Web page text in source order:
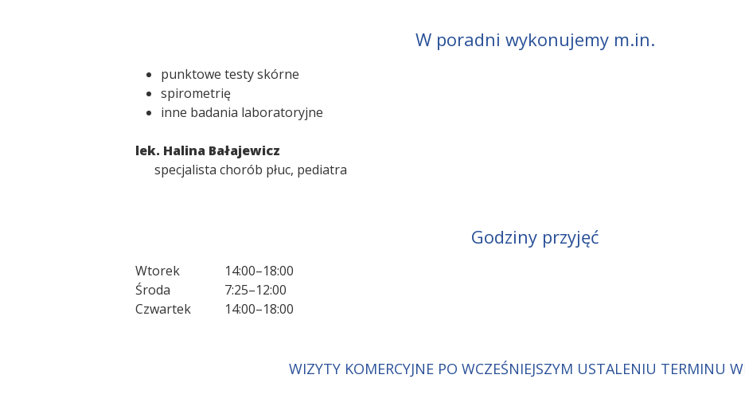
W poradni wykonujemy m.in.
punktowe testy skórne
spirometrię
inne badania laboratoryjne
lek. Halina Bałajewicz
specjalista chorób płuc, pediatra
Godziny przyjęć
Wtorek 14:00–18:00
Środa
7:25–12:00
Czwartek
14:00–18:00
WIZYTY KOMERCYJNE PO WCZEŚNIEJSZYM USTALENIU TERMINU